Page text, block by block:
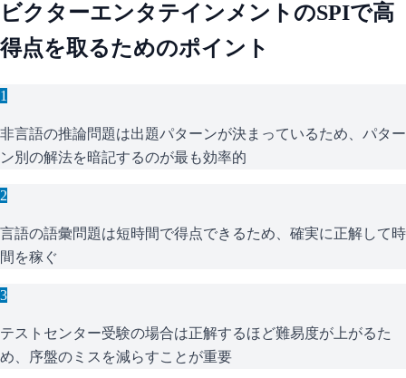
ビクターエンタテインメント のSPIで高
得点を取るためのポイント
1
非言語の推論問題は出題パターンが決まっているため、パター
ン別の解法を暗記するのが最も効率的
2
言語の語彙問題は短時間で得点できるため、確実に正解して時
間を稼ぐ
3
テストセンター受験の場合は正解するほど難易度が上がるた
め、序盤のミスを減らすことが重要